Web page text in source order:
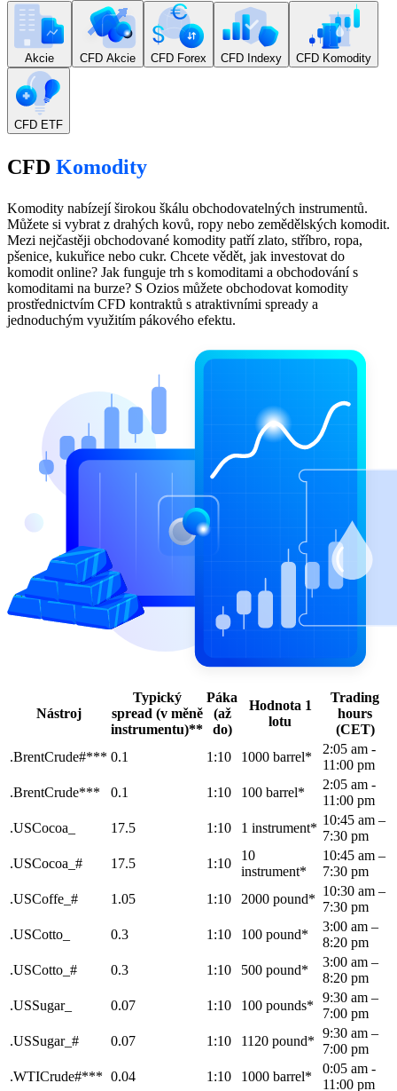
Akcie CFD Akcie CFD Forex CFD Indexy CFD Komodity
CFD ETF
CFD Komodity
Komodity nabízejí širokou škálu obchodovatelných instrumentů.
Můžete si vybrat z drahých kovů, ropy nebo zemědělských komodit.
Mezi nejčastěji obchodované komodity patří zlato, stříbro, ropa,
pšenice, kukuřice nebo cukr. Chcete vědět, jak investovat do
komodit online? Jak funguje trh s komoditami a obchodování s
komoditami na burze? S Ozios můžete obchodovat komodity
prostřednictvím CFD kontraktů s atraktivními spready a
jednoduchým využitím pákového efektu.
Nástroj
Typický
spread (v měně
instrumentu)**
Páka
(až
do)
Hodnota 1
lotu
Trading
hours
(CET)
.BrentCrude#*** 0.1 1:10 1000 barrel*
2:05 am -
11:00 pm
.BrentCrude***
0.1 1:10 100 barrel*
2:05 am -
11:00 pm
.USCocoa_
17.5 1:10 1 instrument*
10:45 am –
7:30 pm
.USCocoa_#
17.5 1:10
10
instrument*
10:45 am –
7:30 pm
.USCoffe_#
1.05 1:10 2000 pound*
10:30 am –
7:30 pm
.USCotto_
0.3 1:10 100 pound*
3:00 am –
8:20 pm
.USCotto_#
0.3 1:10 500 pound*
3:00 am –
8:20 pm
.USSugar_
0.07 1:10 100 pounds*
9:30 am –
7:00 pm
.USSugar_#
0.07 1:10 1120 pound*
9:30 am –
7:00 pm
.WTICrude#*** 0.04 1:10 1000 barrel*
0:05 am -
11:00 pm